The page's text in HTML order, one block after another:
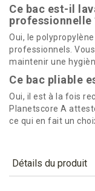
Ce bac est-il
professionnelle
Oui, le
professionnels.
maintenir une
Ce bac pliable
Oui, il est à la fois
Planetscore A
ce qui en fait un
Détails du produit